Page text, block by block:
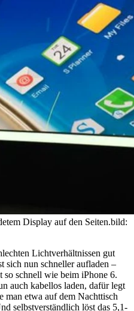
Display auf den Seiten.bild:
Lichtverhältnissen gut
sich nun schneller aufladen –
so schnell wie beim iPhone 6.
auch kabellos laden, dafür legt
man etwa auf dem Nachttisch
selbstverständlich löst das 5,1-